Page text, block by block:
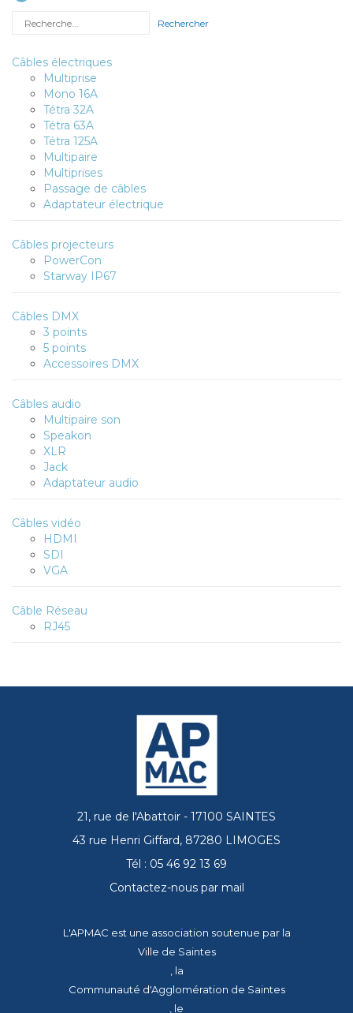
Rechercher
Câbles électriques
Multiprise
Mono 16A
Tétra 32A
Tétra 63A
Tétra 125A
Multipaire
Multiprises
Passage de câbles
Adaptateur électrique
Câbles projecteurs
PowerCon
Starway IP67
Câbles DMX
3 points
5 points
Accessoires DMX
Câbles audio
Multipaire son
Speakon
XLR
Jack
Adaptateur audio
Câbles vidéo
HDMI
SDI
VGA
Câble Réseau
RJ45
21, rue de l'Abattoir - 17100 SAINTES
43 rue Henri Giffard, 87280 LIMOGES
Tél : 05 46 92 13 69
Contactez-nous par mail
L'APMAC est une association soutenue par la
Ville de Saintes
, la
Communauté d'Agglomération de Saintes
, le